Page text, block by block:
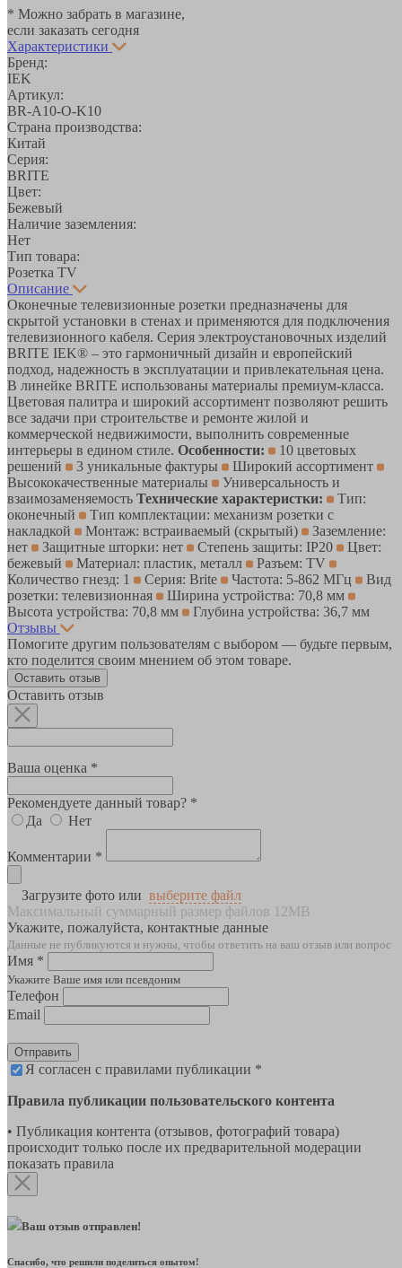
* Можно забрать в магазине,
если заказать сегодня
Характеристики
Бренд:
IEK
Артикул:
BR-A10-O-K10
Страна производства:
Китай
Серия:
BRITE
Цвет:
Бежевый
Наличие заземления:
Нет
Тип товара:
Розетка TV
Описание
Оконечные телевизионные розетки предназначены для
скрытой установки в стенах и применяются для подключения
телевизионного кабеля. Серия электроустановочных изделий
BRITE IEK® – это гармоничный дизайн и европейский
подход, надежность в эксплуатации и привлекательная цена.
В линейке BRITE использованы материалы премиум-класса.
Цветовая палитра и широкий ассортимент позволяют решить
все задачи при строительстве и ремонте жилой и
коммерческой недвижимости, выполнить современные
интерьеры в едином стиле. Особенности:
10 цветовых
решений
3 уникальные фактуры
Широкий ассортимент
Высококачественные материалы
Универсальность и
взаимозаменяемость Технические характеристки:
Тип:
оконечный
Тип комплектации: механизм розетки с
накладкой
Монтаж: встраиваемый (скрытый)
Заземление:
нет
Защитные шторки: нет Степень защиты: IP20
Цвет:
бежевый
Материал: пластик, металл
Разъем: TV
Количество гнезд: 1
Серия: Brite Частота: 5-862 МГц
Вид
розетки: телевизионная
Ширина устройства: 70,8 мм
Высота устройства: 70,8 мм
Глубина устройства: 36,7 мм
Отзывы
Помогите другим пользователям с выбором — будьте первым,
кто поделится своим мнением об этом товаре.
Оставить отзыв
Оставить отзыв
Ваша оценка *
Рекомендуете данный товар? *
Да
Нет
Комментарии *
Загрузите фото или выберите файл
Максимальный суммарный размер файлов 12MB
Укажите, пожалуйста, контактные данные
Данные не публикуются и нужны, чтобы ответить на ваш отзыв или вопрос
Имя *
Укажите Ваше имя или псевдоним
Телефон
Email
Отправить
Я согласен с правилами публикации *
Правила публикации пользовательского контента
• Публикация контента (отзывов, фотографий товара)
происходит только после их предварительной модерации
показать правила
Ваш отзыв отправлен!
Спасибо, что решили поделиться опытом!